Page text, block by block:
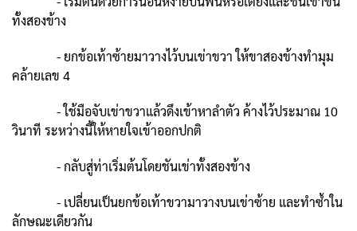
ทั้งสองข้าง
- ยกข้อเท้าซ้ายมาวางไว้บนเข่าขวา ให้ขาสองข้างทำมุม
คล้ายเลข 4
- ใช้มือจับเข่าขวาแล้วดึงเข้าหาลำตัว ค้างไว้ประมาณ 10
วินาที ระหว่างนี้ให้หายใจเข้าออกปกติ
- กลับสู่ท่าเริ่มต้นโดยชันเข่าทั้งสองข้าง
- เปลี่ยนเป็นยกข้อเท้าขวามาวางบนเข่าซ้าย และทำซ้ำใน
ลักษณะเดียวกัน